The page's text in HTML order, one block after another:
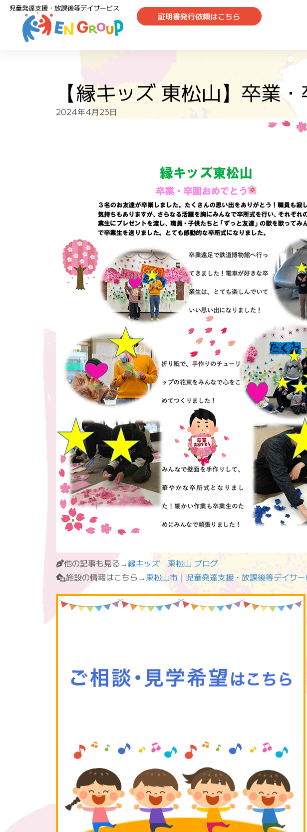
児童発達支援・放課後等デイサービス
証明書発行依頼はこちら
【縁キッズ 東松山】卒業
2024年4月23日
他の記事も見る→縁キッズ 東松山 ブログ
施設の情報はこちら→東松山市｜児童発達支援・放課後等デイ